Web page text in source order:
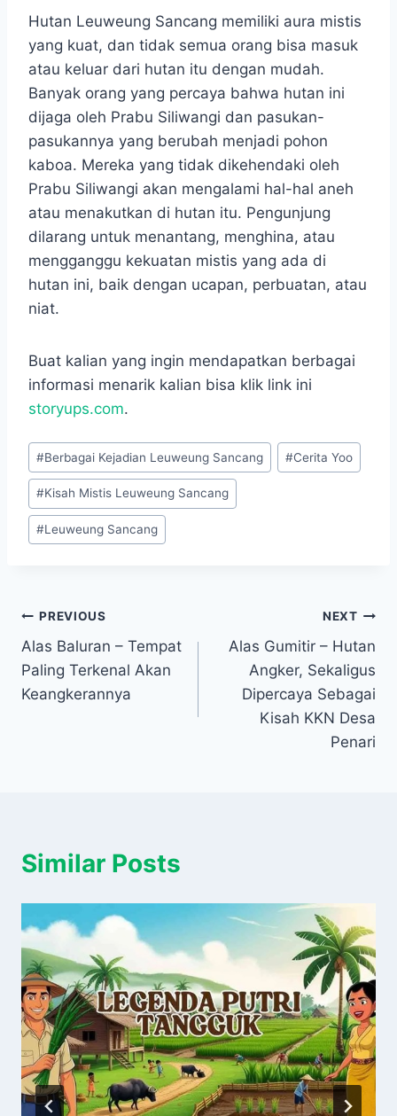
Hutan Leuweung Sancang memiliki aura mistis
yang kuat, dan tidak semua orang bisa masuk
atau keluar dari hutan itu dengan mudah.
Banyak orang yang percaya bahwa hutan ini
dijaga oleh Prabu Siliwangi dan pasukan-
pasukannya yang berubah menjadi pohon
kaboa. Mereka yang tidak dikehendaki oleh
Prabu Siliwangi akan mengalami hal-hal aneh
atau menakutkan di hutan itu. Pengunjung
dilarang untuk menantang, menghina, atau
mengganggu kekuatan mistis yang ada di
hutan ini, baik dengan ucapan, perbuatan, atau
niat.
Buat kalian yang ingin mendapatkan berbagai
informasi menarik kalian bisa klik link ini
storyups.com.
Post
Tags:
#Berbagai Kejadian Leuweung Sancang #Cerita Yoo
#Kisah Mistis Leuweung Sancang
#Leuweung Sancang
Navigasi
pos
PREVIOUS
Alas Baluran – Tempat
Paling Terkenal Akan
Keangkerannya
NEXT
Alas Gumitir – Hutan
Angker, Sekaligus
Dipercaya Sebagai
Kisah KKN Desa
Penari
Similar Posts